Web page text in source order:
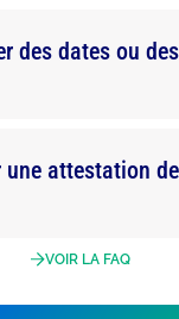
des dates ou
une attestation
VOIR LA FAQ